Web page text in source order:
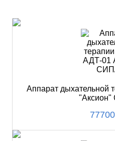
Аппарат дыхательной
77700